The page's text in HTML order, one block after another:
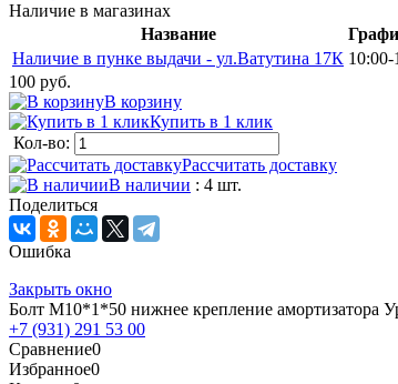
Наличие в магазинах
Название
Наличие в пунке выдачи - ул.Ватутина 17К 10:00-
100 руб.
В корзину
Купить в 1 клик
Кол-во:
Рассчитать доставку
В наличии : 4 шт.
Поделиться
Ошибка
Закрыть окно
Болт М10*1*50 нижнее крепление амортизатора
+7 (931) 291 53 00
Сравнение0
Избранное0